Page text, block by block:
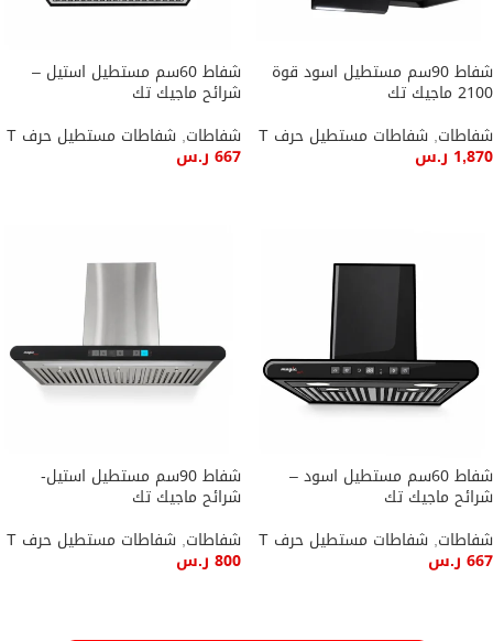
شفاط 90سم مستطيل اسود قوة
2100 ماجيك تك
شفاطات, شفاطات مستطيل حرف T
1,870 ر.س
شفاط 60سم مستطيل استيل –
شرائح ماجيك تك
شفاطات, شفاطات مستطيل حرف T
667 ر.س
شفاط 60سم مستطيل اسود –
شرائح ماجيك تك
شفاطات, شفاطات مستطيل حرف T
667 ر.س
شفاط 90سم مستطيل استيل-
شرائح ماجيك تك
شفاطات, شفاطات مستطيل حرف T
800 ر.س